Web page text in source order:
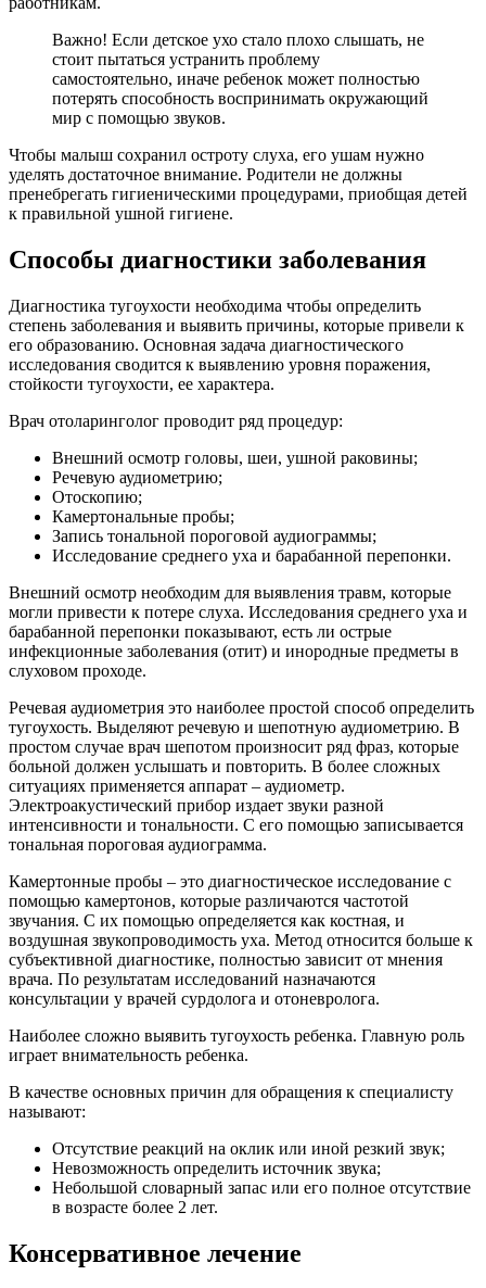
Важно! Если детское ухо стало плохо слышать, не
стоит пытаться устранить проблему
самостоятельно, иначе ребенок может полностью
потерять способность воспринимать окружающий
мир с помощью звуков.
Чтобы малыш сохранил остроту слуха, его ушам нужно
уделять достаточное внимание. Родители не должны
пренебрегать гигиеническими процедурами, приобщая детей
к правильной ушной гигиене.
Способы диагностики заболевания
Диагностика тугоухости необходима чтобы определить
степень заболевания и выявить причины, которые привели к
его образованию. Основная задача диагностического
исследования сводится к выявлению уровня поражения,
стойкости тугоухости, ее характера.
Врач отоларинголог проводит ряд процедур:
Внешний осмотр головы, шеи, ушной раковины;
Речевую аудиометрию;
Отоскопию;
Камертональные пробы;
Запись тональной пороговой аудиограммы;
Исследование среднего уха и барабанной перепонки.
Внешний осмотр необходим для выявления травм, которые
могли привести к потере слуха. Исследования среднего уха и
барабанной перепонки показывают, есть ли острые
инфекционные заболевания (отит) и инородные предметы в
слуховом проходе.
Речевая аудиометрия это наиболее простой способ определить
тугоухость. Выделяют речевую и шепотную аудиометрию. В
простом случае врач шепотом произносит ряд фраз, которые
больной должен услышать и повторить. В более сложных
ситуациях применяется аппарат – аудиометр.
Электроакустический прибор издает звуки разной
интенсивности и тональности. С его помощью записывается
тональная пороговая аудиограмма.
Камертонные пробы – это диагностическое исследование с
помощью камертонов, которые различаются частотой
звучания. С их помощью определяется как костная, и
воздушная звукопроводимость уха. Метод относится больше к
субъективной диагностике, полностью зависит от мнения
врача. По результатам исследований назначаются
консультации у врачей сурдолога и отоневролога.
Наиболее сложно выявить тугоухость ребенка. Главную роль
играет внимательность ребенка.
В качестве основных причин для обращения к специалисту
называют:
Отсутствие реакций на оклик или иной резкий звук;
Невозможность определить источник звука;
Небольшой словарный запас или его полное отсутствие
в возрасте более 2 лет.
Консервативное лечение